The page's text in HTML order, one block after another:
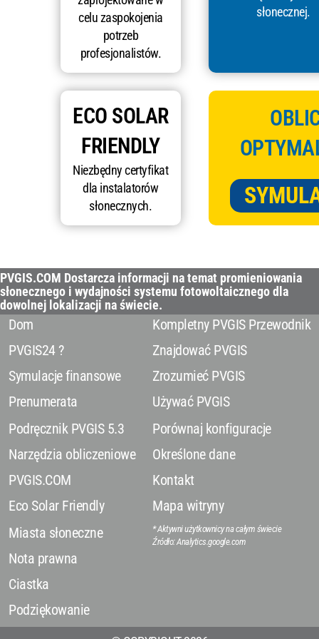
celu zaspokojenia
potrzeb
profesjonalistów.
słonecznej.
ECO SOLAR
FRIENDLY
Niezbędny certyfikat
dla instalatorów
słonecznych.
PVGIS.COM Dostarcza informacji na temat promieniowania
słonecznego i wydajności systemu fotowoltaicznego dla
dowolnej lokalizacji na świecie.
Dom
PVGIS24 ?
Symulacje finansowe
Prenumerata
Podręcznik PVGIS 5.3
Narzędzia obliczeniowe
PVGIS.COM
Eco Solar Friendly
Miasta słoneczne
Nota prawna
Ciastka
Podziękowanie
Kompletny PVGIS Przewodnik
Znajdować PVGIS
Zrozumieć PVGIS
Używać PVGIS
Porównaj konfiguracje
Określone dane
Kontakt
Mapa witryny
* Aktywni użytkownicy na całym świecie
Źródło: Analytics.google.com